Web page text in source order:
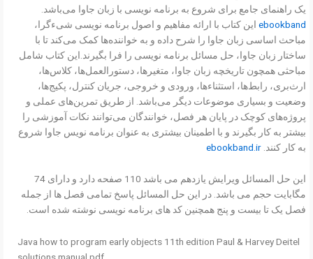
یک راهنمای جامع برای شروع به برنامه نویسی با زبان جاوا می‌باشد.
ebookband این کتاب با ارائه مفاهیم و اصول برنامه نویسی شیءگرا،
مباحث اساسی زبان جاوا را شرح داده و به خواننده‌ها کمک می‌کند تا با
ساختار زبان جاوا، حل مسائل برنامه نویسی را فرا بگیرند.این کتاب شامل
مباحثی همچون تاریخچه زبان جاوا، متغیرها، دستورالعمل‌ها، کلاس‌ها،
ارث‌بری، رابط‌ها، استثناءها، ورودی و خروجی، جریان کنترل، پکیج‌ها،
وضعیت و بسیاری موضوعات دیگر می‌باشد. از طریق تمرین‌های عملی و
پروژه‌های کوچک در پایان هر فصل، خوانندگان می‌توانند نکات آموزشی را
بیشتر به کار بگیرند و با اطمینان بیشتری به عنوان برنامه نویس جاوا شروع
به کار کنند. ebookband.ir
این حل المسائل ویرایش یازدهم می باشد 110 صفحه دارد و دارای 74
مگابایت حجم می باشد. در این حل المسائل پاسخ تمامی فصل ها از جمله
فصل یک تا بیست و پنج همچنین کد های برنامه نویسی نوشته شده است.
Java how to program early objects 11th edition Paul & Harvey Deitel